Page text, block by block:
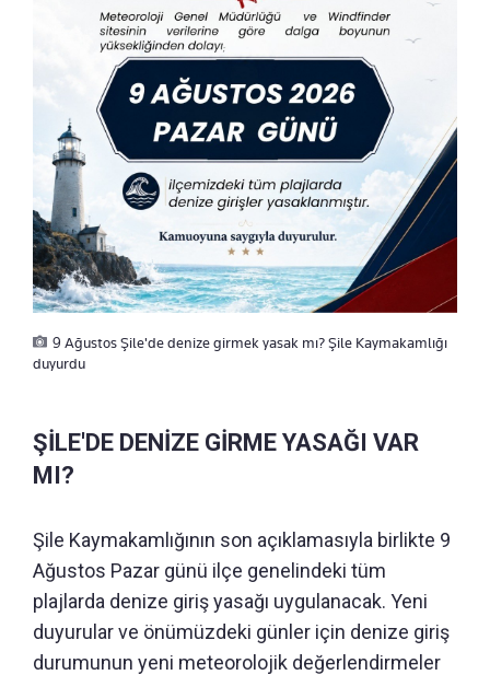
9 Ağustos Şile'de denize girmek yasak mı? Şile Kaymakamlığı
duyurdu
ŞİLE'DE DENİZE GİRME YASAĞI VAR
MI?
Şile Kaymakamlığının son açıklamasıyla birlikte 9
Ağustos Pazar günü ilçe genelindeki tüm
plajlarda denize giriş yasağı uygulanacak. Yeni
duyurular ve önümüzdeki günler için denize giriş
durumunun yeni meteorolojik değerlendirmeler